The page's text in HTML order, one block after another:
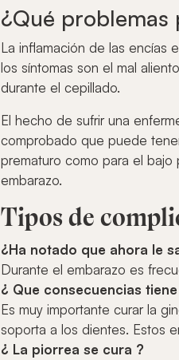
¿Qué problemas
La inflamación de las encías
los síntomas son el mal
durante el cepillado.
El hecho de sufrir una
comprobado que puede
prematuro como para el
embarazo.
Tipos de
¿Ha notado que ahora le
Durante el embarazo es
¿ Que consecuencias
Es muy importante curar la
soporta a los dientes. Estos
¿ La piorrea se cura ?